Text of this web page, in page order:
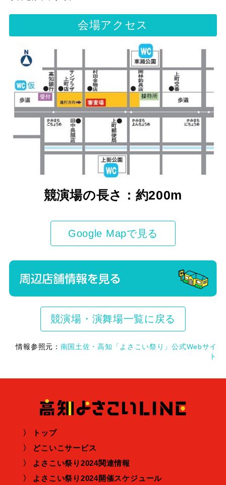
会場アクセス
競演場の長さ：約200m
Google Mapで見る
競演場・演舞場一覧に戻る
情報参照元： 南国土佐・高知「よさこい祭り」公式Webサイ
ト
トップ
どこいこサービス
よさこい祭り2024関連情報
よさこい祭り2024開催スケジュール